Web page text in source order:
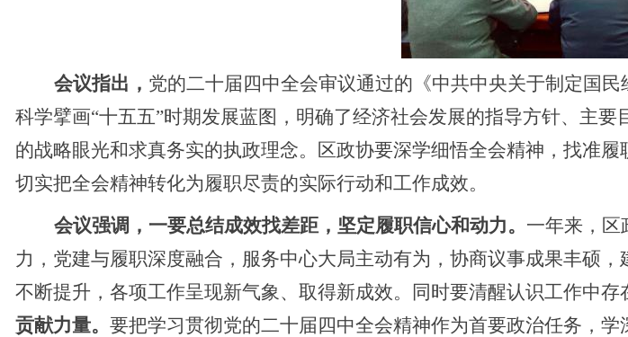
会议指出， 党的二十届四中全会审议通过的《中共中央关于制定国
科学擘画“十五五”时期发展蓝图，明确了经济社会发展的指导方针、主
的战略眼光和求真务实的执政理念。区政协要深学细悟全会精神，找准
切实把全会精神转化为履职尽责的实际行动和工作成效。
会议强调， 一要总结成效找差距， 坚定履职信心和动力。 一年来，区
力，党建与履职深度融合，服务中心大局主动有为，协商议事成果丰硕
不断提升，各项工作呈现新气象、取得新成效。同时要清醒认识工作中存
贡献力量。 要把学习贯彻党的二十届四中全会精神作为首要政治任务，